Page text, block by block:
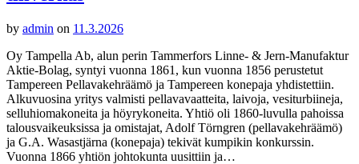
by admin on 11.3.2026
Oy Tampella Ab, alun perin Tammerfors Linne- & Jern-Manufaktur
Aktie-Bolag, syntyi vuonna 1861, kun vuonna 1856 perustetut
Tampereen Pellavakehräämö ja Tampereen konepaja yhdistettiin.
Alkuvuosina yritys valmisti pellavavaatteita, laivoja, vesiturbiineja,
selluhiomakoneita ja höyrykoneita. Yhtiö oli 1860-luvulla pahoissa
talousvaikeuksissa ja omistajat, Adolf Törngren (pellavakehräämö)
ja G.A. Wasastjärna (konepaja) tekivät kumpikin konkurssin.
Vuonna 1866 yhtiön johtokunta uusittiin ja…